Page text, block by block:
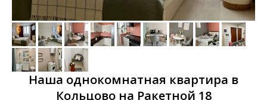
Наша однокомнатная квартира в
Кольцово на Ракетной 18